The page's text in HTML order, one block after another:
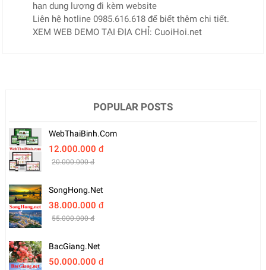
hạn dung lượng đi kèm website
Liên hệ hotline 0985.616.618 để biết thêm chi tiết.
XEM WEB DEMO TẠI ĐỊA CHỈ: CuoiHoi.net
POPULAR POSTS
WebThaiBinh.com
12.000.000 đ
20.000.000 đ
SongHong.net
38.000.000 đ
55.000.000 đ
BacGiang.net
50.000.000 đ